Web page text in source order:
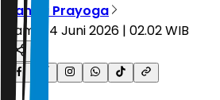
Nanda Prayoga
Kamis, 4 Juni 2026 | 02.02 WIB